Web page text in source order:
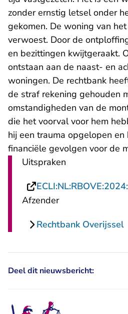
zonder ernstig letsel onder
gekomen. De woning van
verwoest. Door de
en bezittingen kwijtgeraakt.
ontstaan aan de naast- en
woningen. De rechtbank
de straf rekening gehouden
omstandigheden van de
die het voorval voor hem
hij een trauma opgelopen
financiële gevolgen voor de
Uitspraken
Afzender
Rechtbank Overijssel
Deel dit nieuwsbericht: